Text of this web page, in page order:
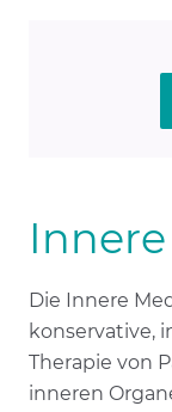
Die Innere
konservative,
Therapie von
inneren